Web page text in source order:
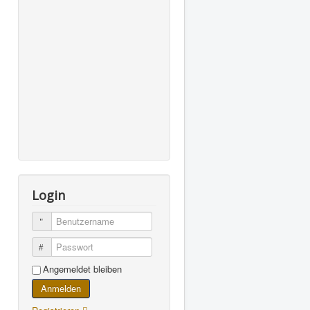
Login
Benutzername
Passwort
Angemeldet bleiben
Anmelden